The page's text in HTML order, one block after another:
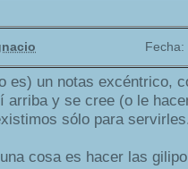
Fecha:
es) un notas excéntrico,
arriba y se cree (o le
sólo para
cosa es hacer las